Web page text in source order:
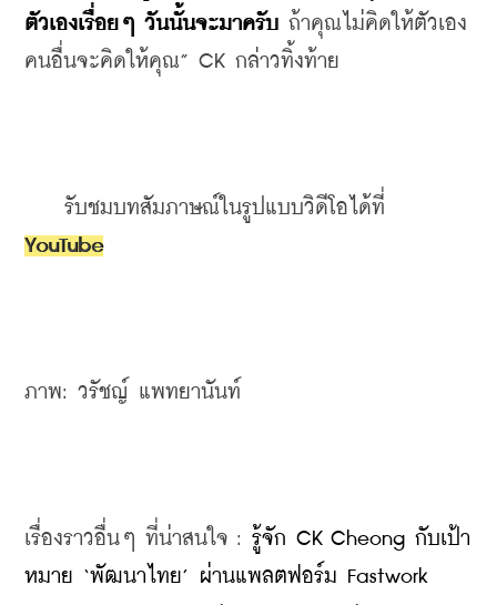
ตัวเองเรื่อยๆ วันนั้นจะมาครับ ถ้าคุณไม่คิดให้ตัวเอง
คนอื่นจะคิดให้คุณ” CK กล่าวทิ้งท้าย
YouTube
ภาพ: วรัชญ์ แพทยานันท์
เรื่องราวอื่นๆ ที่น่าสนใจ : รู้จัก CK Cheong กับเป้า
หมาย ‘พัฒนาไทย’ ผ่านแพลตฟอร์ม Fastwork